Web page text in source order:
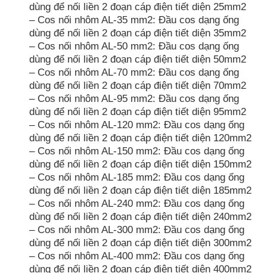
dùng để nối liền 2 đoạn cáp điện tiết diện 25mm2
– Cos nối nhôm AL-35 mm2: Đầu cos dạng ống
dùng để nối liền 2 đoạn cáp điện tiết diện 35mm2
– Cos nối nhôm AL-50 mm2: Đầu cos dạng ống
dùng để nối liền 2 đoạn cáp điện tiết diện 50mm2
– Cos nối nhôm AL-70 mm2: Đầu cos dạng ống
dùng để nối liền 2 đoạn cáp điện tiết diện 70mm2
– Cos nối nhôm AL-95 mm2: Đầu cos dạng ống
dùng để nối liền 2 đoạn cáp điện tiết diện 95mm2
– Cos nối nhôm AL-120 mm2: Đầu cos dạng ống
dùng để nối liền 2 đoạn cáp điện tiết diện 120mm2
– Cos nối nhôm AL-150 mm2: Đầu cos dạng ống
dùng để nối liền 2 đoạn cáp điện tiết diện 150mm2
– Cos nối nhôm AL-185 mm2: Đầu cos dạng ống
dùng để nối liền 2 đoạn cáp điện tiết diện 185mm2
– Cos nối nhôm AL-240 mm2: Đầu cos dạng ống
dùng để nối liền 2 đoạn cáp điện tiết diện 240mm2
– Cos nối nhôm AL-300 mm2: Đầu cos dạng ống
dùng để nối liền 2 đoạn cáp điện tiết diện 300mm2
– Cos nối nhôm AL-400 mm2: Đầu cos dạng ống
dùng để nối liền 2 đoạn cáp điện tiết diện 400mm2